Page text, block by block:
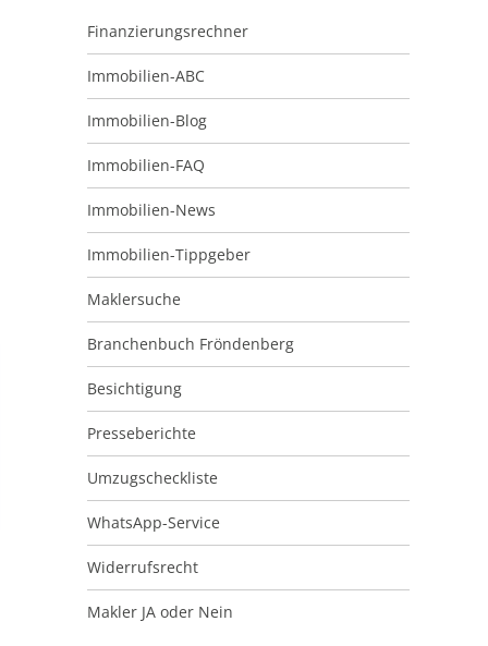
Finanzierungsrechner
Immobilien-ABC
Immobilien-Blog
Immobilien-FAQ
Immobilien-News
Immobilien-Tippgeber
Maklersuche
Branchenbuch Fröndenberg
Besichtigung
Presseberichte
Umzugscheckliste
WhatsApp-Service
Widerrufsrecht
Makler JA oder Nein